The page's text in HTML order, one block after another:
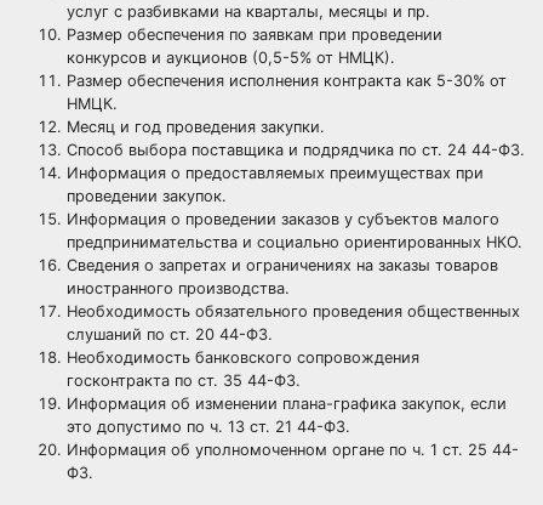
услуг с разбивками на кварталы, месяцы и пр.
Размер обеспечения по заявкам при проведении
конкурсов и аукционов (0,5-5% от НМЦК).
Размер обеспечения исполнения контракта как 5-30% от
НМЦК.
Месяц и год проведения закупки.
Способ выбора поставщика и подрядчика по ст. 24 44-ФЗ.
Информация о предоставляемых преимуществах при
проведении закупок.
Информация о проведении заказов у субъектов малого
предпринимательства и социально ориентированных НКО.
Сведения о запретах и ограничениях на заказы товаров
иностранного производства.
Необходимость обязательного проведения общественных
слушаний по ст. 20 44-ФЗ.
Необходимость банковского сопровождения
госконтракта по ст. 35 44-ФЗ.
Информация об изменении плана-графика закупок, если
это допустимо по ч. 13 ст. 21 44-ФЗ.
Информация об уполномоченном органе по ч. 1 ст. 25 44-
ФЗ.